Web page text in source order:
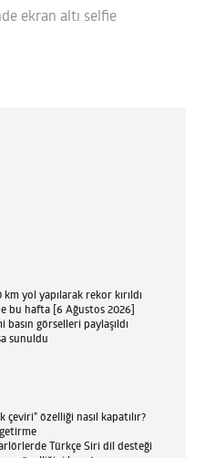
ekran altı selfie
yol yapılarak rekor kırıldı
bu hafta [6 Ağustos 2026]
basın görselleri paylaşıldı
sunuldu
özelliği nasıl kapatılır?
Türkçe Siri dil desteği